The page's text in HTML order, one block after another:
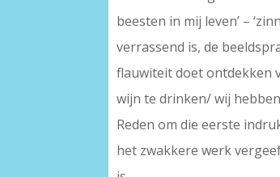
beesten in mij leven’ –
verrassend is, de
flauwiteit doet ontdekken
wijn te drinken/ wij
Reden om die eerste
het zwakkere werk